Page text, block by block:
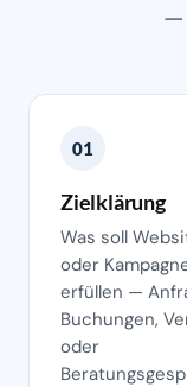
—
01
Zielklärung
Was soll
oder
erfüllen —
Buchungen,
oder